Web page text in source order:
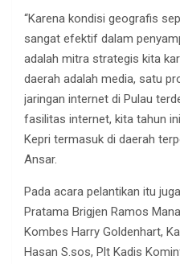
“Karena kondisi geografis
sangat efektif dalam
adalah mitra strategis kita
daerah adalah media, satu
jaringan internet di Pulau
fasilitas internet, kita tahun
Kepri termasuk di daerah
Ansar.
Pada acara pelantikan itu
Pratama Brigjen Ramos
Kombes Harry Goldenhart,
Hasan S.sos, Plt Kadis